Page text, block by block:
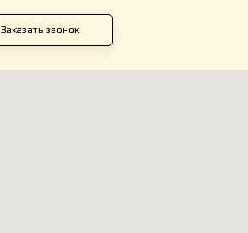
Заказать звонок